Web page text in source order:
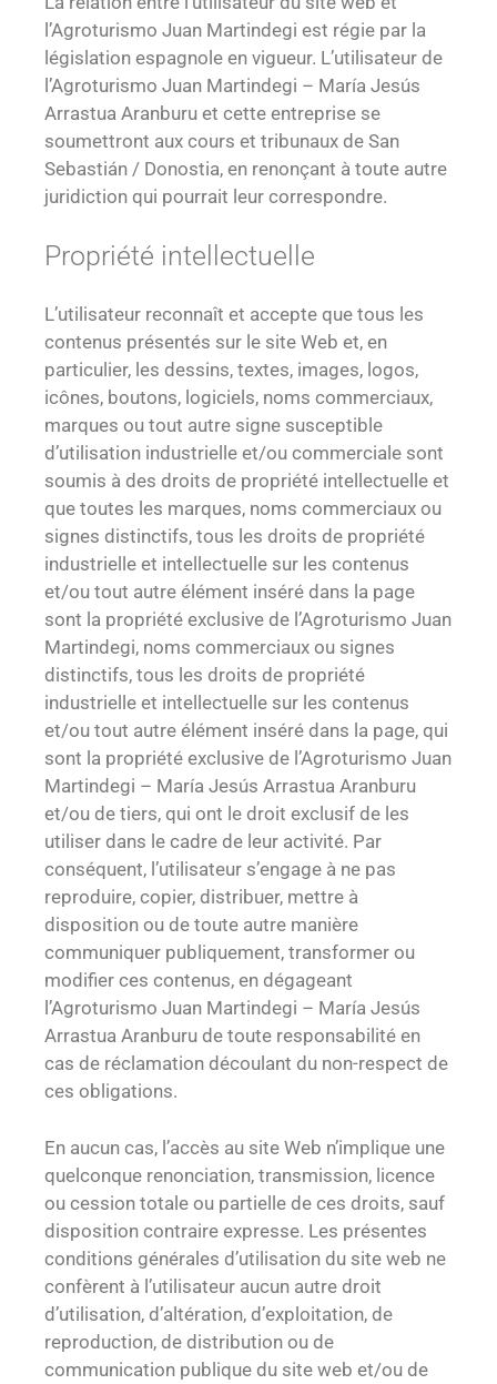
l’Agroturismo Juan Martindegi est régie par la
législation espagnole en vigueur. L’utilisateur de
l’Agroturismo Juan Martindegi – María Jesús
Arrastua Aranburu et cette entreprise se
soumettront aux cours et tribunaux de San
Sebastián / Donostia, en renonçant à toute autre
juridiction qui pourrait leur correspondre.
Propriété intellectuelle
L’utilisateur reconnaît et accepte que tous les
contenus présentés sur le site Web et, en
particulier, les dessins, textes, images, logos,
icônes, boutons, logiciels, noms commerciaux,
marques ou tout autre signe susceptible
d’utilisation industrielle et/ou commerciale sont
soumis à des droits de propriété intellectuelle et
que toutes les marques, noms commerciaux ou
signes distinctifs, tous les droits de propriété
industrielle et intellectuelle sur les contenus
et/ou tout autre élément inséré dans la page
sont la propriété exclusive de l’Agroturismo Juan
Martindegi, noms commerciaux ou signes
distinctifs, tous les droits de propriété
industrielle et intellectuelle sur les contenus
et/ou tout autre élément inséré dans la page, qui
sont la propriété exclusive de l’Agroturismo Juan
Martindegi – María Jesús Arrastua Aranburu
et/ou de tiers, qui ont le droit exclusif de les
utiliser dans le cadre de leur activité. Par
conséquent, l’utilisateur s’engage à ne pas
reproduire, copier, distribuer, mettre à
disposition ou de toute autre manière
communiquer publiquement, transformer ou
modifier ces contenus, en dégageant
l’Agroturismo Juan Martindegi – María Jesús
Arrastua Aranburu de toute responsabilité en
cas de réclamation découlant du non-respect de
ces obligations.
En aucun cas, l’accès au site Web n’implique une
quelconque renonciation, transmission, licence
ou cession totale ou partielle de ces droits, sauf
disposition contraire expresse. Les présentes
conditions générales d’utilisation du site web ne
confèrent à l’utilisateur aucun autre droit
d’utilisation, d’altération, d’exploitation, de
reproduction, de distribution ou de
communication publique du site web et/ou de